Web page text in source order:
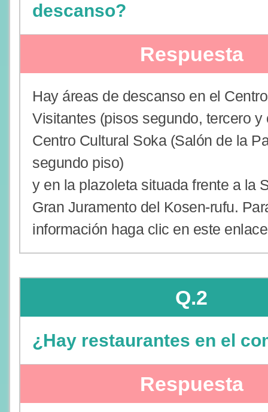
descanso?
Respuesta
Hay áreas de descanso en el
Visitantes (pisos segundo, tercero y
Centro Cultural Soka (Salón de la
segundo piso)
y en la plazoleta situada frente a la
Gran Juramento del Kosen-rufu.
información haga clic en este
Q.2
¿Hay restaurantes en el
Respuesta